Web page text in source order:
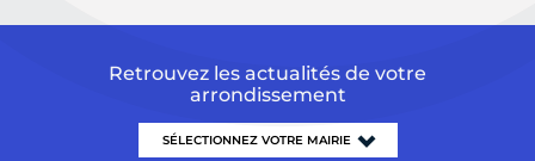
Retrouvez les actualités de votre
arrondissement